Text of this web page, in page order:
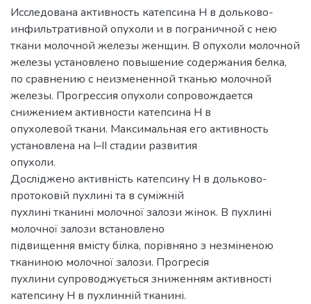
Исследована активность катепсина Н в дольково-
инфильтративной опухоли и в пограничной с нею
ткани молочной железы женщин. В опухоли молочной
железы установлено повышение содержания белка,
по сравнению с неизмененной тканью молочной
железы. Прогрессия опухоли сопровождается
снижением активности катепсина Н в
опухолевой ткани. Максимальная его активность
установлена на І–ІІ стадии развития
опухоли.
Досліджено активність катепсину Н в дольково-
протоковій пухлині та в суміжній
пухлині тканині молочної залози жінок. В пухлині
молочної залози встановлено
підвищення вмісту білка, порівняно з незміненою
тканиною молочної залози. Прогресія
пухлини супроводжується зниженням активності
катепсину Н в пухлинній тканині.